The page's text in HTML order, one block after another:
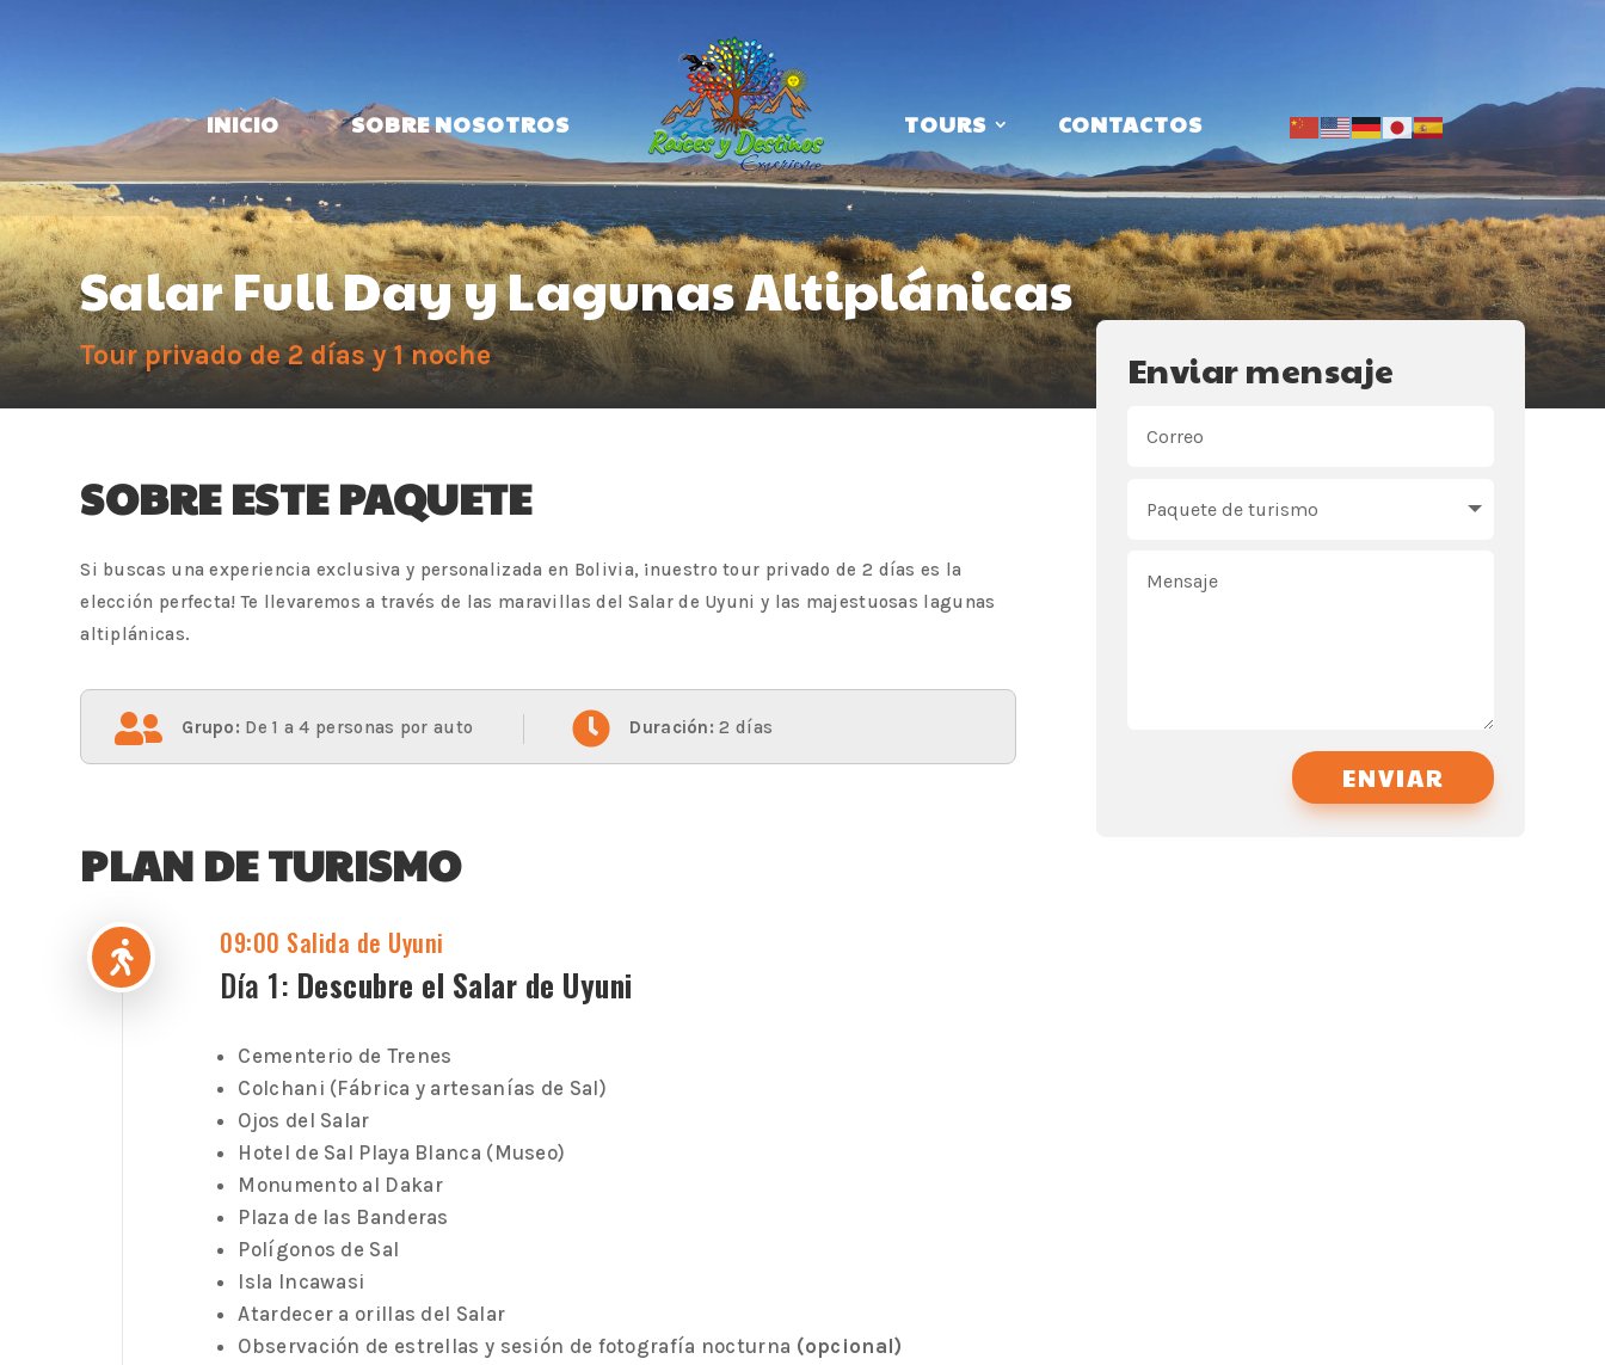
INICIO SOBRE NOSOTROS TOURS CONTACTOS
Salar Full Day y Lagunas Altiplánicas
Tour privado de 2 días y 1 noche
SOBRE ESTE PAQUETE
Si buscas una experiencia exclusiva y personalizada en Bolivia, ¡nuestro tour privado de 2 días es la
elección perfecta! Te llevaremos a través de las maravillas del Salar de Uyuni y las majestuosas lagunas
altiplánicas.
 Grupo: De 1 a 4 personas por auto  Duración: 2 días
PLAN DE TURISMO
 09:00 Salida de Uyuni
Día 1: Descubre el Salar de Uyuni
Cementerio de Trenes
Colchani (Fábrica y artesanías de Sal)
Ojos del Salar
Hotel de Sal Playa Blanca (Museo)
Monumento al Dakar
Plaza de las Banderas
Polígonos de Sal
Isla Incawasi
Atardecer a orillas del Salar
Observación de estrellas y sesión de fotografía nocturna (opcional)
Enviar mensaje
ENVIAR